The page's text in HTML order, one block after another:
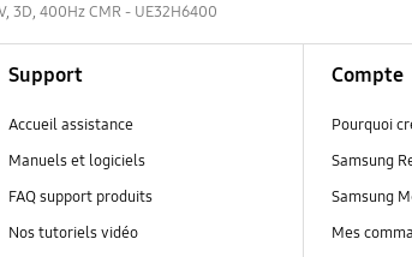
3D, 400Hz CMR - UE32H6400
Support
Accueil assistance
Manuels et logiciels
FAQ support produits
Nos tutoriels vidéo
Compte
Pourquoi
Samsung
Samsung
Mes